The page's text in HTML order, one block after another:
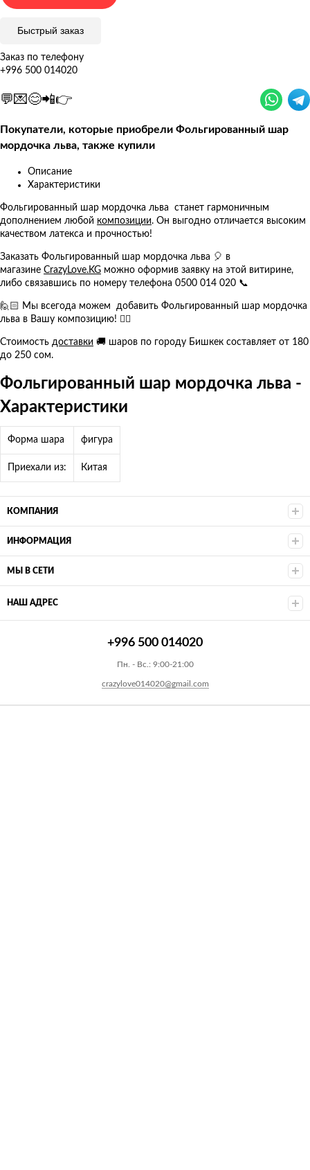
Быстрый заказ
Заказ по телефону
+996 500 014020
💬💌😊📲👉
Покупатели, которые приобрели Фольгированный шар
мордочка льва, также купили
Описание
Характеристики
Фольгированный шар мордочка льва станет гармоничным
дополнением любой композиции. Он выгодно отличается высоким
качеством латекса и прочностью!
Заказать Фольгированный шар мордочка льва 🎈 в
магазине CrazyLove.KG можно оформив заявку на этой витирине,
либо связавшись по номеру телефона 0500 014 020 📞
🙋🏻 Мы всегода можем добавить Фольгированный шар мордочка
льва в Вашу композицию! 👍🏻
Стоимость доставки 🚚 шаров по городу Бишкек составляет от 180
до 250 сом.
Фольгированный шар мордочка льва -
Характеристики
Форма шара фигура
Приехали из: Китая
КОМПАНИЯ
ИНФОРМАЦИЯ
МЫ В СЕТИ
НАШ АДРЕС
+996 500 014020
Пн. - Вс.: 9:00-21:00
crazylove014020@gmail.com